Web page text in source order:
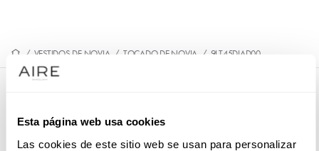
Esta página web usa cookies
Las cookies de este sitio web se usan para personalizar
/ VESTIDOS DE NOVIA / TOCADO DE NOVIA / 9LT45DIAD00
Diadema de novia de estilo juvenil, realizada en raso. Un
delicado outfit MB Accessories.